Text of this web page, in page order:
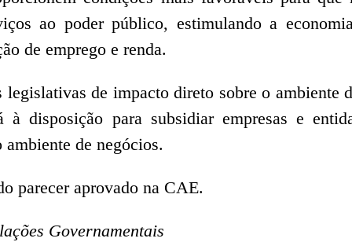
ao poder público, estimulando a
de emprego e renda.
de impacto direto sobre o ambiente
disposição para subsidiar empresas e
de negócios.
parecer aprovado na CAE.
Governamentais